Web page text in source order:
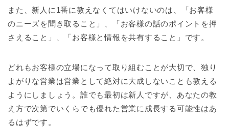
また、新人に1番に教えなくてはいけないのは、「お客様
のニーズを聞き取ること」、「お客様の話のポイントを押
さえること」、「お客様と情報を共有すること」です。
どれもお客様の立場になって取り組むことが大切で、独り
よがりな営業は営業として絶対に大成しないことも教える
ようにしましょう。誰でも最初は新人ですが、あなたの教
え方で次第でいくらでも優れた営業に成長する可能性はあ
るはずです。